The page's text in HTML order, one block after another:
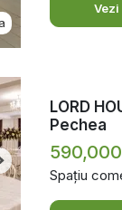
LORD
Pechea
Spațiu